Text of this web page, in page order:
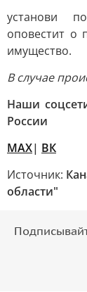
установи
оповестит о
имущество.
В случае
Наши
России
MAX| ВК
Источник:
области"